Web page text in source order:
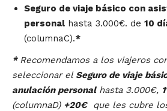
Seguro de viaje básico con
personal hasta 3.000€. de 10
(columnaC).*
* Recomendamos a los viajeros
seleccionar elSeguro de viaje
anulación personalhasta 3.000€,
(columnaD) +20€que les cubre los